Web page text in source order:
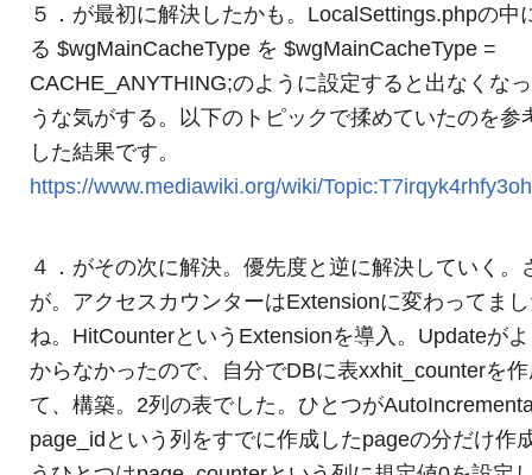
５．が最初に解決したかも。LocalSettings.phpの中
る $wgMainCacheType を $wgMainCacheType =
CACHE_ANYTHING;のように設定すると出なくな
うな気がする。以下のトピックで揉めていたのを参
した結果です。
https://www.mediawiki.org/wiki/
４．がその次に解決。優先度と逆に解決していく。
が。アクセスカウンターはExtensionに変わってま
ね。HitCounterというExtensionを導入。Updateが
からなかったので、自分でDBに表xxhit_counterを
て、構築。2列の表でした。ひとつが
page_idという列をすでに作成したpageの分だけ作